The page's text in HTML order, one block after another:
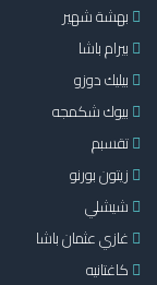
بهشة شهير
بيرام باشا
بيليك دوزو
بيوك شكمجه
تقسبم
زيتون بورنو
شيشلي
غازي عثمان باشا
كاغتانيه